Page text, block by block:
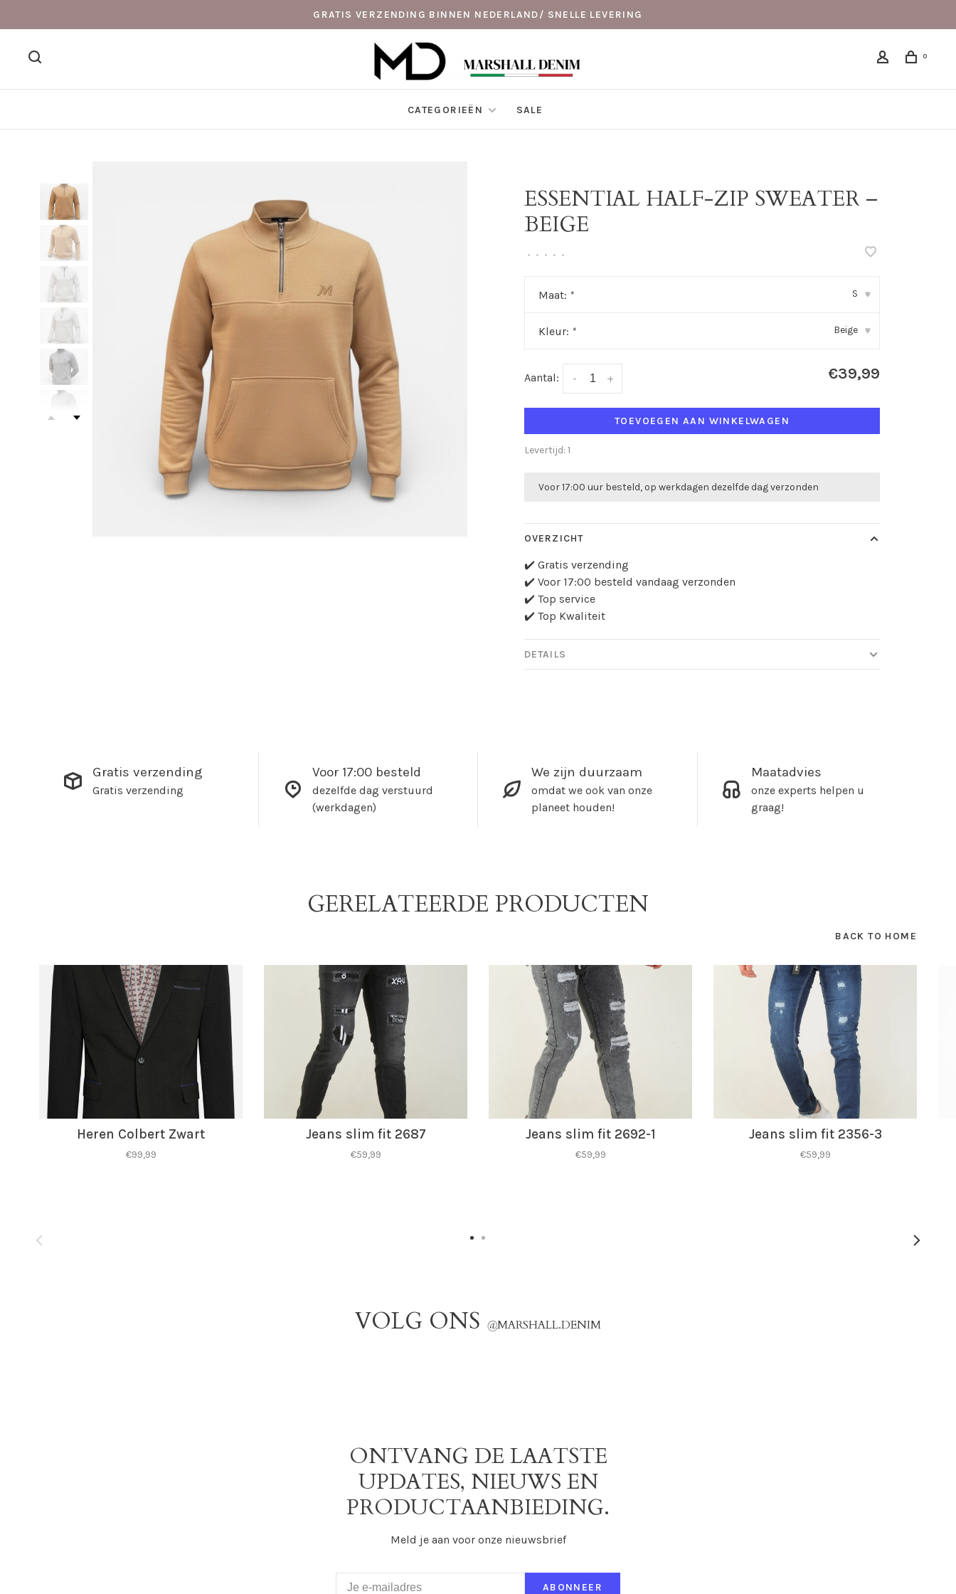
GRATIS VERZENDING BINNEN NEDERLAND/ SNELLE LEVERING
0
CATEGORIEËN SALE
ESSENTIAL HALF-ZIP SWEATER –
BEIGE
• • • • •
Maat: * S ▾
Kleur: * Beige ▾
Aantal: +
- €39,99
TOEVOEGEN AAN WINKELWAGEN
Levertijd: 1
Voor 17:00 uur besteld, op werkdagen dezelfde dag verzonden
OVERZICHT
✔️ Gratis verzending
✔️ Voor 17:00 besteld vandaag verzonden
✔️ Top service
✔️ Top Kwaliteit
DETAILS
Gratis verzending
Gratis verzending
Voor 17:00 besteld
dezelfde dag verstuurd
(werkdagen)
We zijn duurzaam
omdat we ook van onze
planeet houden!
Maatadvies
onze experts helpen u
graag!
GERELATEERDE PRODUCTEN
BACK TO HOME
Heren Colbert Zwart
€99,99
Jeans slim fit 2687
€59,99
Jeans slim fit 2692-1
€59,99
Jeans slim fit 2356-3
€59,99
VOLG ONS @MARSHALL.DENIM
ONTVANG DE LAATSTE
UPDATES, NIEUWS EN
PRODUCTAANBIEDING.
Meld je aan voor onze nieuwsbrief
ABONNEER